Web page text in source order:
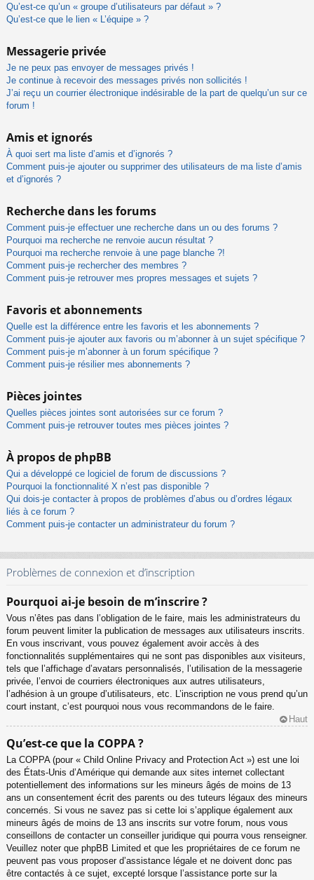
Qu’est-ce qu’un « groupe d’utilisateurs par défaut » ?
Qu’est-ce que le lien « L’équipe » ?
Messagerie privée
Je ne peux pas envoyer de messages privés !
Je continue à recevoir des messages privés non sollicités !
J’ai reçu un courrier électronique indésirable de la part de quelqu’un sur ce
forum !
Amis et ignorés
À quoi sert ma liste d’amis et d’ignorés ?
Comment puis-je ajouter ou supprimer des utilisateurs de ma liste d’amis
et d’ignorés ?
Recherche dans les forums
Comment puis-je effectuer une recherche dans un ou des forums ?
Pourquoi ma recherche ne renvoie aucun résultat ?
Pourquoi ma recherche renvoie à une page blanche ?!
Comment puis-je rechercher des membres ?
Comment puis-je retrouver mes propres messages et sujets ?
Favoris et abonnements
Quelle est la différence entre les favoris et les abonnements ?
Comment puis-je ajouter aux favoris ou m’abonner à un sujet spécifique ?
Comment puis-je m’abonner à un forum spécifique ?
Comment puis-je résilier mes abonnements ?
Pièces jointes
Quelles pièces jointes sont autorisées sur ce forum ?
Comment puis-je retrouver toutes mes pièces jointes ?
À propos de phpBB
Qui a développé ce logiciel de forum de discussions ?
Pourquoi la fonctionnalité X n’est pas disponible ?
Qui dois-je contacter à propos de problèmes d’abus ou d’ordres légaux
liés à ce forum ?
Comment puis-je contacter un administrateur du forum ?
Problèmes de connexion et d’inscription
Pourquoi ai-je besoin de m’inscrire ?
Vous n’êtes pas dans l’obligation de le faire, mais les administrateurs du
forum peuvent limiter la publication de messages aux utilisateurs inscrits.
En vous inscrivant, vous pouvez également avoir accès à des
fonctionnalités supplémentaires qui ne sont pas disponibles aux visiteurs,
tels que l’affichage d’avatars personnalisés, l’utilisation de la messagerie
privée, l’envoi de courriers électroniques aux autres utilisateurs,
l’adhésion à un groupe d’utilisateurs, etc. L’inscription ne vous prend qu’un
court instant, c’est pourquoi nous vous recommandons de le faire.
Haut
Qu’est-ce que la COPPA ?
La COPPA (pour « Child Online Privacy and Protection Act ») est une loi
des États-Unis d’Amérique qui demande aux sites internet collectant
potentiellement des informations sur les mineurs âgés de moins de 13
ans un consentement écrit des parents ou des tuteurs légaux des mineurs
concernés. Si vous ne savez pas si cette loi s’applique également aux
mineurs âgés de moins de 13 ans inscrits sur votre forum, nous vous
conseillons de contacter un conseiller juridique qui pourra vous renseigner.
Veuillez noter que phpBB Limited et que les propriétaires de ce forum ne
peuvent pas vous proposer d’assistance légale et ne doivent donc pas
être contactés à ce sujet, excepté lorsque l’assistance porte sur la